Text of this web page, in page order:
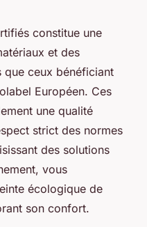
constitue une
et des
que ceux bénéficiant
Européen. Ces
une qualité
strict des normes
des solutions
vous
écologique de
son confort.